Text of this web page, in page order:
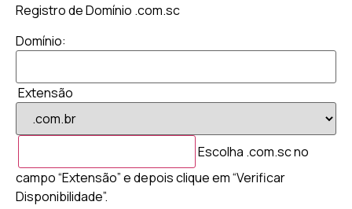
Registro de Domínio .com.sc
Domínio:
Extensão
Escolha .com.sc no
campo “Extensão” e depois clique em “Verificar
Disponibilidade”.